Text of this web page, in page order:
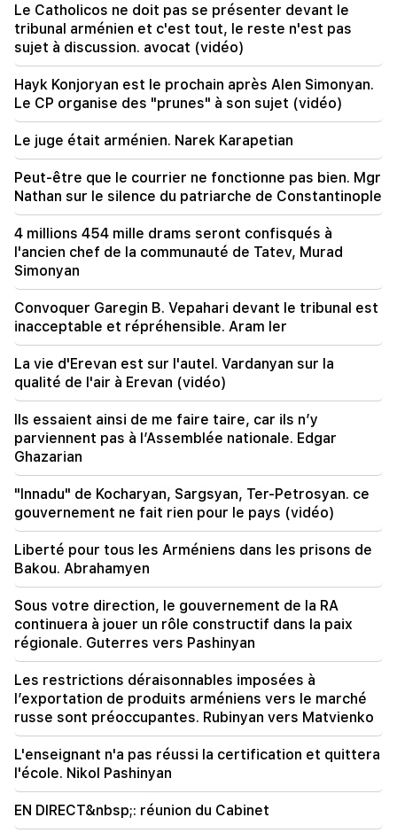
22:50
La situation de l’opposition n’est pas enviable.
devant eux se trouvent des démagogues
expérimentés (vidéo)
21:56
"Felon voulait un beignet de l'hôpital." Gor
Hakobyan a préparé de ses propres mains des
beignets pour son fils (vidéo)
21:19
TASS : des envoyés spéciaux américains
pourraient se rendre à Kiev et à Moscou dans
les 10 prochains jours
20:57
Les influenceurs seront condamnés à une
amende de 5 000 $ pour des publicités
politiques
20:38
Qui es-tu pour appeler le Catholicos du nom de
la piscine ? Amalyan (vidéo)
20:20
signes du zodiaque deviendront riches fin août
Un grand incendie dans l'un des immeubles de
grande hauteur de Sayat Nova. Les habitants ont
été évacués
Le Catholicos ne doit pas se présenter devant le
tribunal arménien et c'est tout, le reste n'est pas
sujet à discussion. avocat (vidéo)
Hayk Konjoryan est le prochain après Alen Simonyan.
Le CP organise des "prunes" à son sujet (vidéo)
Le juge était arménien. Narek Karapetian
Peut-être que le courrier ne fonctionne pas bien. Mgr
Nathan sur le silence du patriarche de Constantinople
4 millions 454 mille drams seront confisqués à
l'ancien chef de la communauté de Tatev, Murad
Simonyan
Convoquer Garegin B. Vepahari devant le tribunal est
inacceptable et répréhensible. Aram Ier
La vie d'Erevan est sur l'autel. Vardanyan sur la
qualité de l'air à Erevan (vidéo)
Ils essaient ainsi de me faire taire, car ils n’y
parviennent pas à l’Assemblée nationale. Edgar
Ghazarian
"Innadu" de Kocharyan, Sargsyan, Ter-Petrosyan. ce
gouvernement ne fait rien pour le pays (vidéo)
Liberté pour tous les Arméniens dans les prisons de
Bakou. Abrahamyen
Sous votre direction, le gouvernement de la RA
continuera à jouer un rôle constructif dans la paix
régionale. Guterres vers Pashinyan
Les restrictions déraisonnables imposées à
l’exportation de produits arméniens vers le marché
russe sont préoccupantes. Rubinyan vers Matvienko
L'enseignant n'a pas réussi la certification et quittera
l'école. Nikol Pashinyan
EN DIRECT&nbsp;: réunion du Cabinet